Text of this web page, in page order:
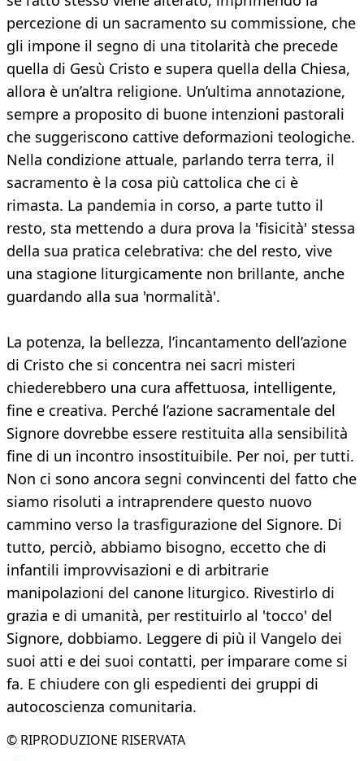
percezione di un sacramento su commissione, che
gli impone il segno di una titolarità che precede
quella di Gesù Cristo e supera quella della Chiesa,
allora è un’altra religione. Un’ultima annotazione,
sempre a proposito di buone intenzioni pastorali
che suggeriscono cattive deformazioni teologiche.
Nella condizione attuale, parlando terra terra, il
sacramento è la cosa più cattolica che ci è
rimasta. La pandemia in corso, a parte tutto il
resto, sta mettendo a dura prova la 'fisicità' stessa
della sua pratica celebrativa: che del resto, vive
una stagione liturgicamente non brillante, anche
guardando alla sua 'normalità'.
La potenza, la bellezza, l’incantamento dell’azione
di Cristo che si concentra nei sacri misteri
chiederebbero una cura affettuosa, intelligente,
fine e creativa. Perché l’azione sacramentale del
Signore dovrebbe essere restituita alla sensibilità
fine di un incontro insostituibile. Per noi, per tutti.
Non ci sono ancora segni convincenti del fatto che
siamo risoluti a intraprendere questo nuovo
cammino verso la trasfigurazione del Signore. Di
tutto, perciò, abbiamo bisogno, eccetto che di
infantili improvvisazioni e di arbitrarie
manipolazioni del canone liturgico. Rivestirlo di
grazia e di umanità, per restituirlo al 'tocco' del
Signore, dobbiamo. Leggere di più il Vangelo dei
suoi atti e dei suoi contatti, per imparare come si
fa. E chiudere con gli espedienti dei gruppi di
autocoscienza comunitaria.
© RIPRODUZIONE RISERVATA